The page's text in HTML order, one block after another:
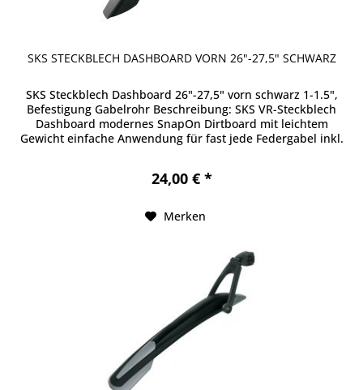
SKS STECKBLECH DASHBOARD VORN 26"-27,5" SCHWARZ
SKS Steckblech Dashboard 26"-27,5" vorn schwarz 1-1.5",
Befestigung Gabelrohr Beschreibung: SKS VR-Steckblech
Dashboard modernes SnapOn Dirtboard mit leichtem
Gewicht einfache Anwendung für fast jede Federgabel inkl.
24,00 € *
Merken